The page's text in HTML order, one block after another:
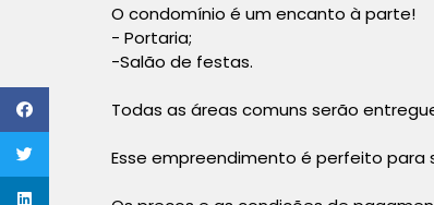
O condomínio é um encanto à parte!
- Portaria;
-Salão de festas.
Todas as áreas comuns serão
Esse empreendimento é perfeito